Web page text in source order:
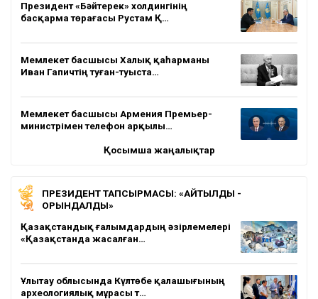
Президент «Бәйтерек» холдингінің
басқарма төрағасы Рустам Қ…
Мемлекет басшысы Халық қаһарманы
Иван Гапичтің туған-туыста…
Мемлекет басшысы Армения Премьер-
министрімен телефон арқылы…
Қосымша жаңалықтар
ПРЕЗИДЕНТ ТАПСЫРМАСЫ: «АЙТЫЛДЫ -
ОРЫНДАЛДЫ»
Қазақстандық ғалымдардың әзірлемелері
«Қазақстанда жасалған…
Ұлытау облысында Күлтөбе қалашығының
археологиялық мұрасы т…